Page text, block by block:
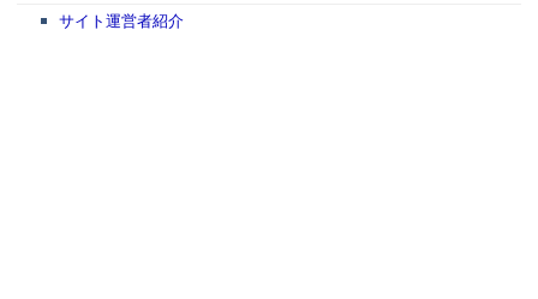
サイト運営者紹介